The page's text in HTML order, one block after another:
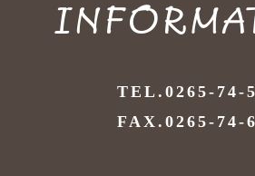
TEL.0265-74-
FAX.0265-74-